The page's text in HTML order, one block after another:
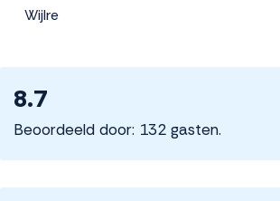
Wijlre
8.7
Beoordeeld door: 132 gasten.